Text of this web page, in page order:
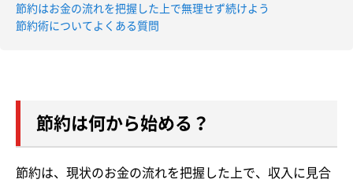
節約はお金の流れを把握した上で無理せず続けよう
節約術についてよくある質問
節約は何から始める？
節約は、現状のお金の流れを把握した上で、収入に見合